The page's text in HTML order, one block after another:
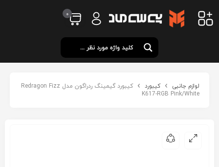
0
لوازم جانبی کیبورد
کیبورد گیمینگ ردراگون مدل Redragon Fizz
K617-RGB Pink/White